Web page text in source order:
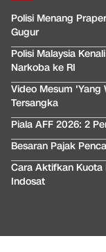
Polisi Menang
Gugur
Polisi Malaysia
Narkoba ke RI
Video Mesum 'Yang
Tersangka
Piala AFF 2026: 2
Besaran Pajak
Cara Aktifkan Kuota
Indosat